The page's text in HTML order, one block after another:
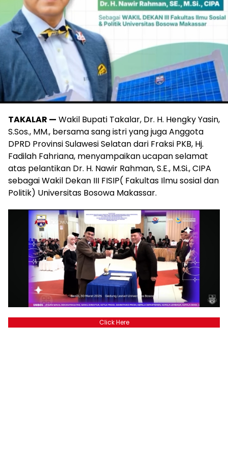
TAKALAR — Wakil Bupati Takalar, Dr. H. Hengky Yasin,
S.Sos., MM., bersama sang istri yang juga Anggota
DPRD Provinsi Sulawesi Selatan dari Fraksi PKB, Hj.
Fadilah Fahriana, menyampaikan ucapan selamat
atas pelantikan Dr. H. Nawir Rahman, S.E., M.Si., CIPA
sebagai Wakil Dekan III FISIP( Fakultas Ilmu sosial dan
Politik) Universitas Bosowa Makassar.
Click Here